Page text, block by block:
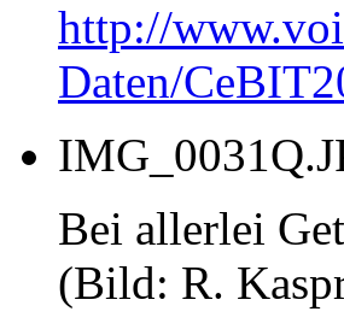
http://
Daten/
Bei allerlei
(Bild: R.